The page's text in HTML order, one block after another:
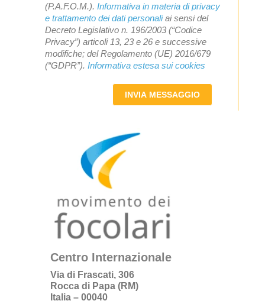
(P.A.F.O.M.). Informativa in materia di privacy
e trattamento dei dati personaliai sensi del
Decreto Legislativo n. 196/2003 (“Codice
Privacy”) articoli 13, 23 e 26 e successive
modifiche; del Regolamento (UE) 2016/679
(“GDPR”). Informativa estesa sui cookies
INVIA MESSAGGIO
Centro Internazionale
Via di Frascati, 306
Rocca di Papa (RM)
Italia – 00040